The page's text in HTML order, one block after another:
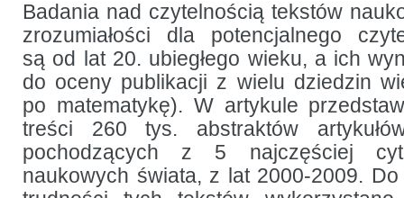
Badania nad czytelnością tekstów
zrozumiałości dla potencjalnego
są od lat 20. ubiegłego wieku, a ich
do oceny publikacji z wielu dziedzin
po matematykę). W artykule
treści 260 tys. abstraktów
pochodzących z 5 najczęściej
naukowych świata, z lat 2000-2009.